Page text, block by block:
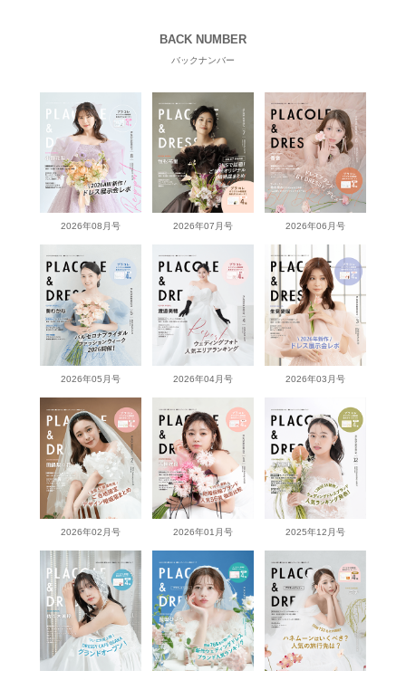
BACK NUMBER
バックナンバー
2026年08月号 2026年07月号 2026年06月号
2026年05月号 2026年04月号 2026年03月号
2026年02月号 2026年01月号 2025年12月号